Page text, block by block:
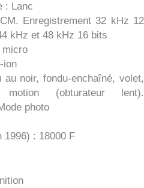
: Lanc
Enregistrement 32 kHz 12
kHz et 48 kHz 16 bits
micro
ion
au noir, fondu-enchaîné, volet,
(obturateur lent).
photo
1996) : 18000 F